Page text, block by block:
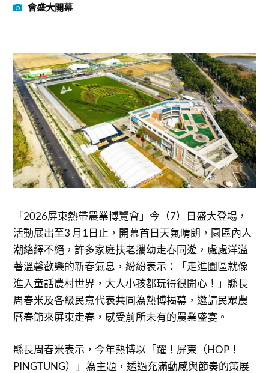
會盛大開幕
「2026屏東熱帶農業博覽會」今（7）日盛大登場，
活動展出至3 月1日止，開幕首日天氣晴朗，園區內人
潮絡繹不絕，許多家庭扶老攜幼走春同遊，處處洋溢
著溫馨歡樂的新春氣息，紛紛表示：「走進園區就像
進入童話農村世界，大人小孩都玩得很開心！」縣長
周春米及各級民意代表共同為熱博揭幕，邀請民眾農
曆春節來屏東走春，感受前所未有的農業盛宴。
縣長周春米表示，今年熱博以「躍！屏東（HOP！
PINGTUNG）」為主題，透過充滿動感與節奏的策展